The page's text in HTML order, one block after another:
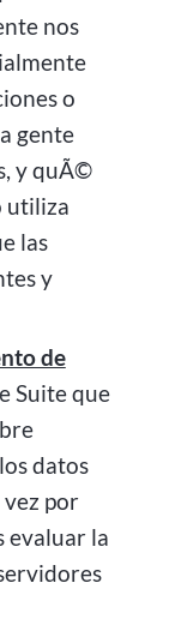
nos
o
gente
y quÃ©
utiliza
las
y
de
Suite que
datos
por
evaluar la